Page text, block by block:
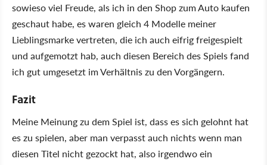
sowieso viel Freude, als ich in den Shop zum Auto kaufen
geschaut habe, es waren gleich 4 Modelle meiner
Lieblingsmarke vertreten, die ich auch eifrig freigespielt
und aufgemotzt hab, auch diesen Bereich des Spiels fand
ich gut umgesetzt im Verhältnis zu den Vorgängern.
Fazit
Meine Meinung zu dem Spiel ist, dass es sich gelohnt hat
es zu spielen, aber man verpasst auch nichts wenn man
diesen Titel nicht gezockt hat, also irgendwo ein